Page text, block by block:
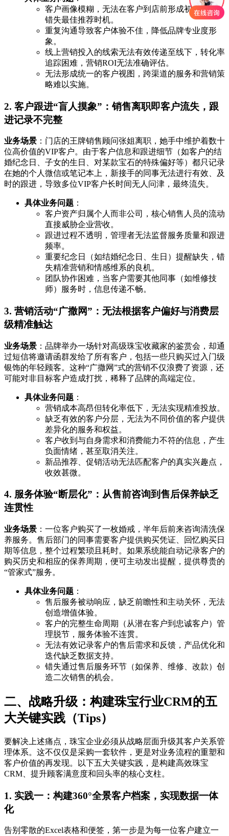
客户画像模糊，无法在客户到店前形成初步认知，
错失最佳推荐时机。
重复沟通导致客户体验不佳，降低品牌专业度形
象。
线上营销投入的线索无法有效传递至线下，转化率
追踪困难，营销ROI无法准确评估。
无法形成统一的客户视图，跨渠道的服务和营销策
略难以实施。
2. 客户跟进“盲人摸象”：销售离职即客户流失，跟
进记录不完整
业务场景 ：门店的王牌销售顾问张姐离职，她手中维护着数十
位高价值的VIP客户。由于客户信息和跟进细节（如客户的结
婚纪念日、子女的生日、对某款宝石的特殊偏好等）都只记录
在她的个人微信或笔记本上，新接手的同事无法进行有效、及
时的跟进，导致多位VIP客户长时间无人问津，最终流失。
具体业务问题 ：
客户资产归属个人而非公司，核心销售人员的流动
直接威胁企业营收。
跟进过程不透明，管理者无法监督服务质量和跟进
频率。
重要纪念日（如结婚纪念日、生日）提醒缺失，错
失精准营销和情感维系的良机。
团队协作困难，当客户需要其他同事（如维修技
师）服务时，信息传递不畅。
3. 营销活动“广撒网”：无法根据客户偏好与消费层
级精准触达
业务场景 ：品牌举办一场针对高级珠宝收藏家的鉴赏会，却通
过短信将邀请函群发给了所有客户，包括一些只购买过入门级
银饰的年轻顾客。这种“广撒网”式的营销不仅浪费了资源，还
可能对非目标客户造成打扰，稀释了品牌的高端定位。
具体业务问题 ：
营销成本高昂但转化率低下，无法实现精准投放。
缺乏有效的客户分层，无法为不同价值的客户提供
差异化的服务和权益。
客户收到与自身需求和消费能力不符的信息，产生
负面情绪，甚至取消关注。
新品推荐、促销活动无法匹配客户的真实兴趣点，
收效甚微。
4. 服务体验“断层化”：从售前咨询到售后保养缺乏
连贯性
业务场景 ：一位客户购买了一枚婚戒，半年后前来咨询清洗保
养服务。售后部门的同事需要客户提供购买凭证、回忆购买日
期等信息，整个过程繁琐且耗时。如果系统能自动记录客户的
购买历史和相应的保养周期，便可主动发出提醒，提供尊贵的
“管家式”服务。
具体业务问题 ：
售后服务被动响应，缺乏前瞻性和主动关怀，无法
创造增值体验。
客户的完整生命周期（从潜在客户到忠诚客户）管
理脱节，服务体验不连贯。
无法有效记录客户的售后需求和反馈，产品优化和
迭代缺乏数据支持。
错失通过售后服务环节（如保养、维修、改款）创
造二次销售的机会。
二、战略升级：构建珠宝行业CRM的五
大关键实践（Tips）
要解决上述痛点，珠宝企业必须从战略层面升级其客户关系管
理体系。这不仅仅是采购一套软件，更是对业务流程的重塑和
客户价值的再发现。以下五大关键实践，是构建高效珠宝
CRM、提升顾客满意度和回头率的核心支柱。
1. 实践一：构建360°全景客户档案，实现数据一体
化
告别零散的Excel表格和便签，第一步是为每一位客户建立一